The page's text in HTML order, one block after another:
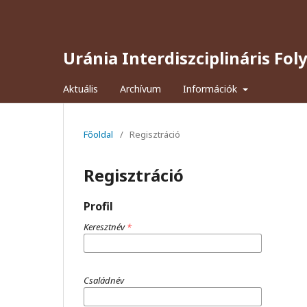
Uránia Interdiszciplináris
Aktuális Archívum Információk
Főoldal / Regisztráció
Regisztráció
Profil
Keresztnév*
Családnév